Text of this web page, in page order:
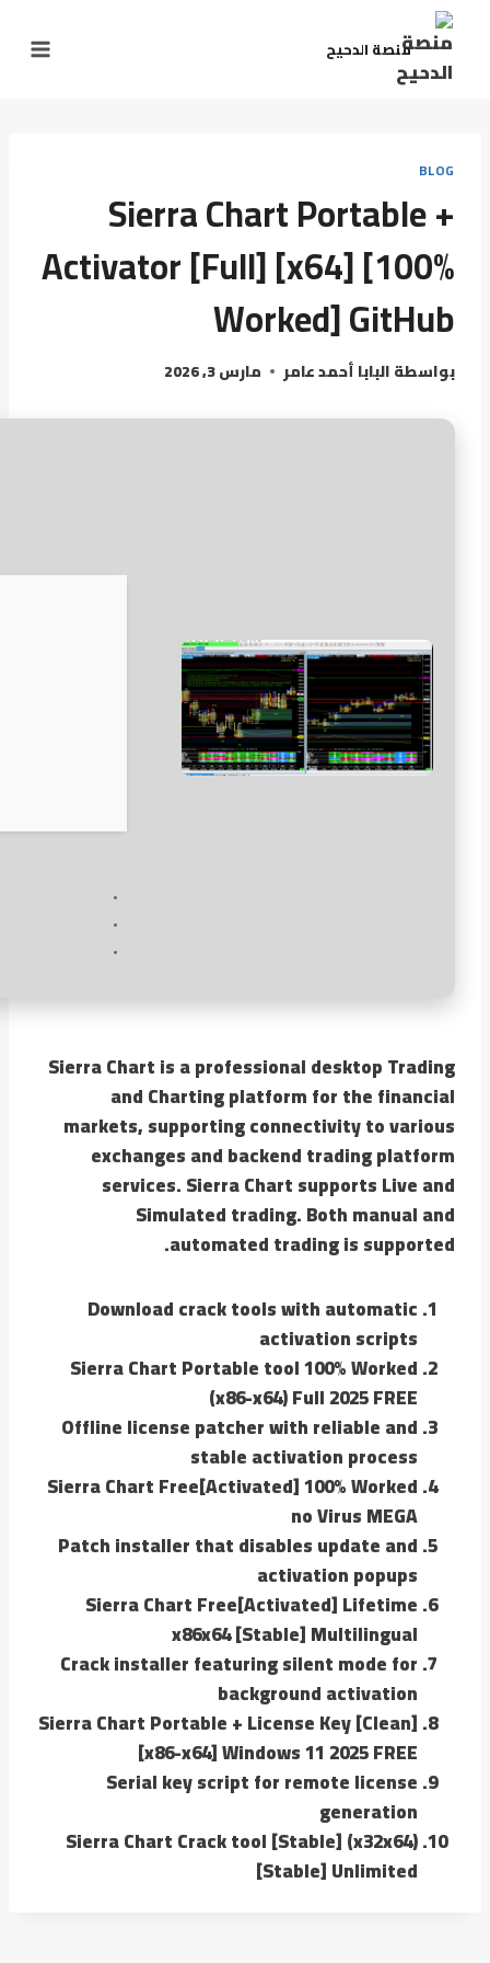
منصة الدحيح
BLOG
Sierra Chart Portable +
Activator [Full] [x64] [100%
Worked] GitHub
بواسطةالبابا أحمد عامر مارس 3, 2026
Sierra Chart is a professional desktop Trading
and Charting platform for the financial
markets, supporting connectivity to various
exchanges and backend trading platform
services. Sierra Chart supports Live and
Simulated trading. Both manual and
automated trading is supported.
Download crack tools with automatic
activation scripts
Sierra Chart Portable tool 100% Worked
(x86-x64) Full 2025 FREE
Offline license patcher with reliable and
stable activation process
Sierra Chart Free[Activated] 100% Worked
no Virus MEGA
Patch installer that disables update and
activation popups
Sierra Chart Free[Activated] Lifetime
x86x64 [Stable] Multilingual
Crack installer featuring silent mode for
background activation
Sierra Chart Portable + License Key [Clean]
[x86-x64] Windows 11 2025 FREE
Serial key script for remote license
generation
Sierra Chart Crack tool [Stable] (x32x64)
[Stable] Unlimited